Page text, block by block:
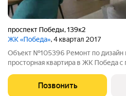
проспект Победы,139к2
ЖК «Победа», 4 квартал 2017
Объект №105396 Ремонт по дизайн
просторная квартира в ЖК Победа
использовались только
материалы, вся мебель и предметы
Позвонить